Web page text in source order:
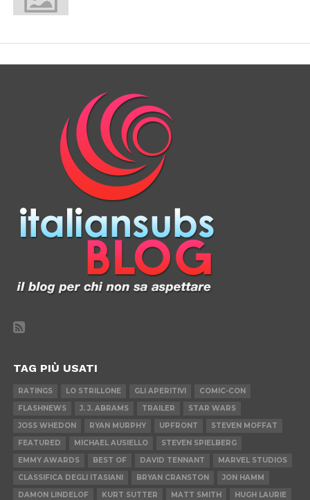
TAG PIÙ USATI
RATINGS LO STRILLONE GLI APERITIVI
COMIC-CON
FLASHNEWS
J. J. ABRAMS TRAILER
STAR WARS
JOSS WHEDON
RYAN MURPHY UPFRONT
STEVEN MOFFAT
FEATURED
MICHAEL AUSIELLO
STEVEN SPIELBERG
EMMY AWARDS
BEST OF DAVID TENNANT
MARVEL STUDIOS
CLASSIFICA DEGLI ITASIANI
BRYAN CRANSTON
JON HAMM
DAMON LINDELOF
KURT SUTTER MATT SMITH
HUGH LAURIE